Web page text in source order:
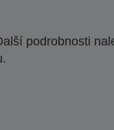
podrobnosti